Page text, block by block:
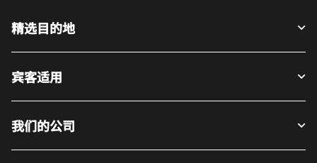
精选目的地
宾客适用
我们的公司